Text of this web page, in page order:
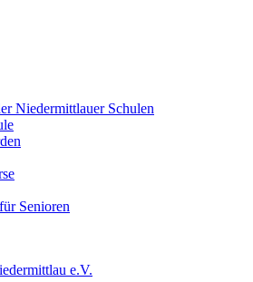
Niedermittlauer Schulen
Senioren